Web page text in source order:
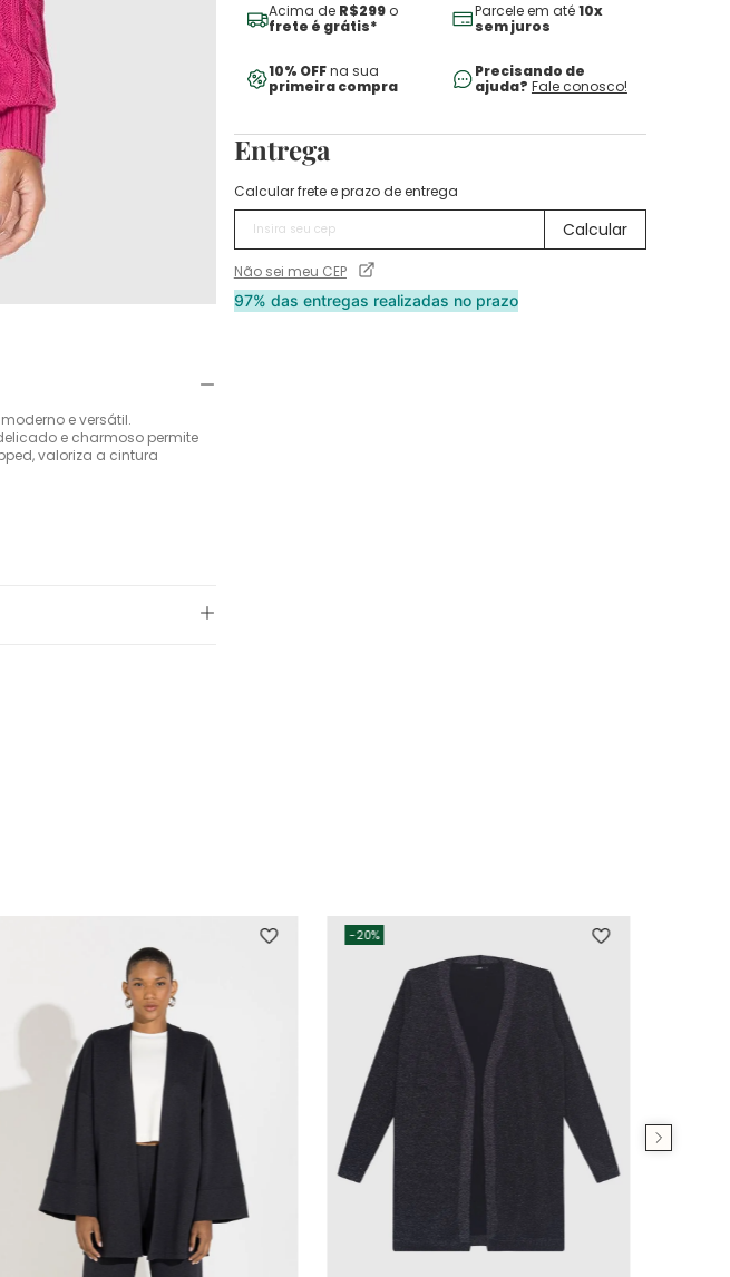
e versátil.
e charmoso permite
valoriza a cintura
Acima de R$299o
frete é grátis*
Parcele em até10x
sem juros
10% OFFna sua
primeira compra
Precisando de
ajuda? Fale conosco!
Entrega
Calcular frete e prazo de entrega
Não sei meu CEP
97% das entregas realizadas no prazo
-20%